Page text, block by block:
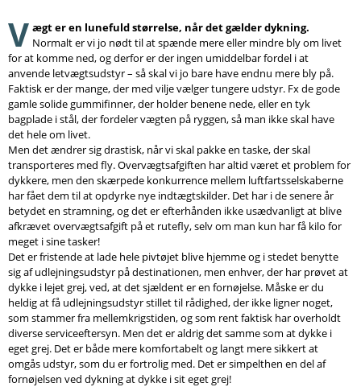
V ægt er en lunefuld størrelse, når det gælder dykning.
Normalt er vi jo nødt til at spænde mere eller mindre bly om livet
for at komme ned, og derfor er der ingen umiddelbar fordel i at
anvende letvægtsudstyr – så skal vi jo bare have endnu mere bly på.
Faktisk er der mange, der med vilje vælger tungere udstyr. Fx de gode
gamle solide gummifinner, der holder benene nede, eller en tyk
bagplade i stål, der fordeler vægten på ryggen, så man ikke skal have
det hele om livet.
Men det ændrer sig drastisk, når vi skal pakke en taske, der skal
transporteres med fly. Overvægtsafgiften har altid været et problem for
dykkere, men den skærpede konkurrence mellem luftfartsselskaberne
har fået dem til at opdyrke nye indtægtskilder. Det har i de senere år
betydet en stramning, og det er efterhånden ikke usædvanligt at blive
afkrævet overvægtsafgift på et rutefly, selv om man kun har få kilo for
meget i sine tasker!
Det er fristende at lade hele pivtøjet blive hjemme og i stedet benytte
sig af udlejningsudstyr på destinationen, men enhver, der har prøvet at
dykke i lejet grej, ved, at det sjældent er en fornøjelse. Måske er du
heldig at få udlejningsudstyr stillet til rådighed, der ikke ligner noget,
som stammer fra mellemkrigstiden, og som rent faktisk har overholdt
diverse serviceeftersyn. Men det er aldrig det samme som at dykke i
eget grej. Det er både mere komfortabelt og langt mere sikkert at
omgås udstyr, som du er fortrolig med. Det er simpelthen en del af
fornøjelsen ved dykning at dykke i sit eget grej!